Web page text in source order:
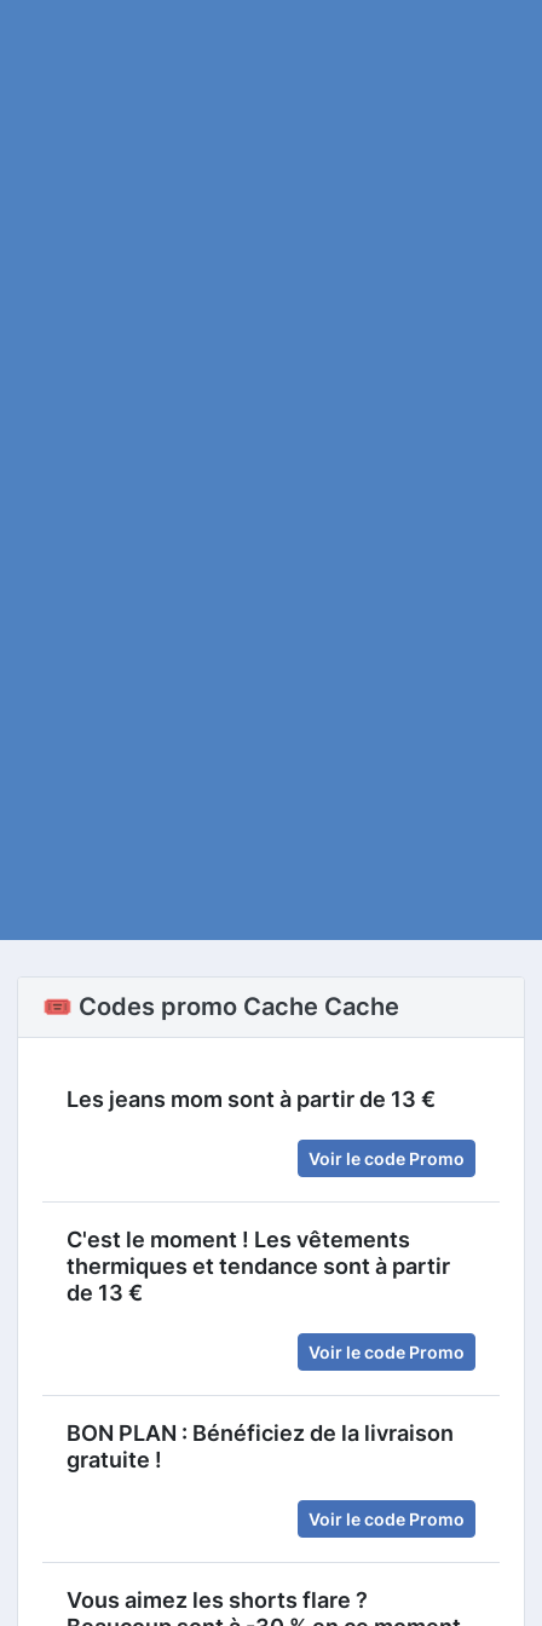
🎟️ Codes promo Cache Cache
Les jeans mom sont à partir de 13 €
Voir le code Promo
C'est le moment ! Les vêtements
thermiques et tendance sont à partir
de 13 €
Voir le code Promo
BON PLAN : Bénéficiez de la livraison
gratuite !
Voir le code Promo
Vous aimez les shorts flare ?